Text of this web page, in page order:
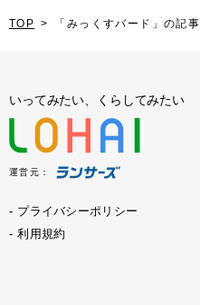
TOP 「みっくすバード」の記事
いってみたい、くらしてみたい
運営元：
プライバシーポリシー
利用規約